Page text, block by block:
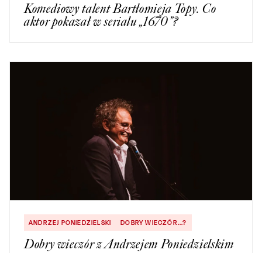
Komediowy talent Bartłomieja Topy. Co
aktor pokazał w serialu „1670”?
ANDRZEJ PONIEDZIELSKI DOBRY WIECZÓR...?
Dobry wieczór z Andrzejem Poniedzielskim